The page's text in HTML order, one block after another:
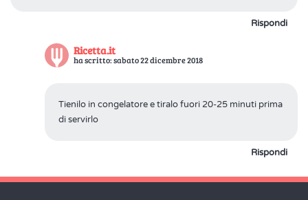
Rispondi
Ricetta.it
ha scritto: sabato 22 dicembre 2018
Tienilo in congelatore e tiralo fuori 20-25 minuti prima
di servirlo
Rispondi